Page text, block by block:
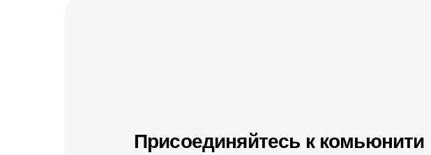
Присоединяйтесь к комьюнити